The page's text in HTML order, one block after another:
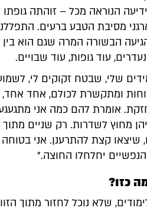
הנוראה מכל – זוהתה
מסיבת הטבע ברעים.
הבשורה המרה שגם הוא בין
עוד גופות, עוד שבויים.
שלי, שבטח זקוקים לי,
ומתקשרת לכולם, אחד אחד,
אומרת להם כמה אני
שיצאו קצת להתרענן. אני בטוחה
יחלחלו החוצה."
כזו?
שלא נוכל לחזור מתוך